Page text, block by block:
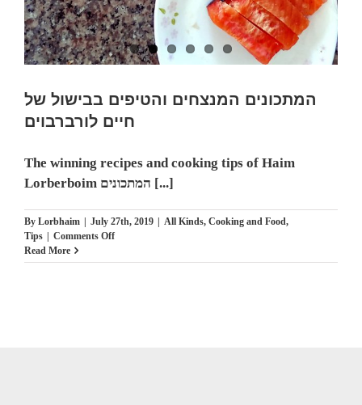
המתכונים המנצחים והטיפים בבישול של
חיים לורברבוים
The winning recipes and cooking tips of Haim
Lorberboim המתכונים [...]
By Lorbhaim | July 27th, 2019 | All Kinds, Cooking and Food,
Tips | Comments Offon
המנצחים
Read More